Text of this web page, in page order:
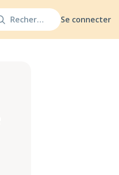
Se connecter